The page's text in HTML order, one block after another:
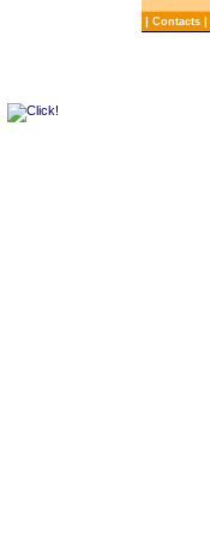
| Contacts |